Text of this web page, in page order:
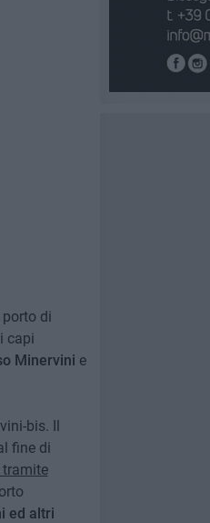
di
capi
Minervini e
bis. Il
fine di
ed altri